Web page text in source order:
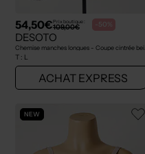
54,50€Prix boutique :
109,00€ -50%
DESOTO
T : L
ACHAT EXPRESS
NEW